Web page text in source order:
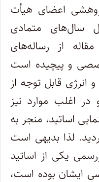
اعضای هیأت
سال‌های متمادی
از رساله‌های
و پیچیده است
قابل توجه از
در اغلب موارد نیز
اساتید، منجر به
لذا بدیهی است
یکی از اساتید
ایشان بوده است،